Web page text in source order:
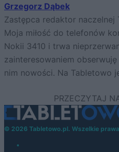
Grzegorz Dąbek
Zastępca redaktor naczelnej
Moja miłość do telefonów
Nokii 3410 i trwa
zainteresowaniem
nim nowości. Na Tabletowo
© 2026 Tabletowo.pl. Wszelkie